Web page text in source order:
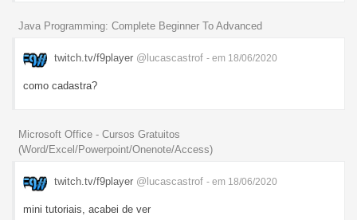
Java Programming: Complete Beginner To Advanced
twitch.tv/f9player @lucascastrof - em 18/06/2020
como cadastra?
Microsoft Office - Cursos Gratuitos
(Word/Excel/Powerpoint/Onenote/Access)
twitch.tv/f9player @lucascastrof - em 18/06/2020
mini tutoriais, acabei de ver